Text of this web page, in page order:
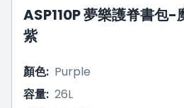
ASP110P 夢樂護脊書包
紫
顏色: Purple
容量: 26L